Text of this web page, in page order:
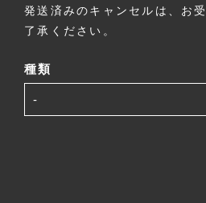
発送済みのキャンセルは、お
了承ください。
種類